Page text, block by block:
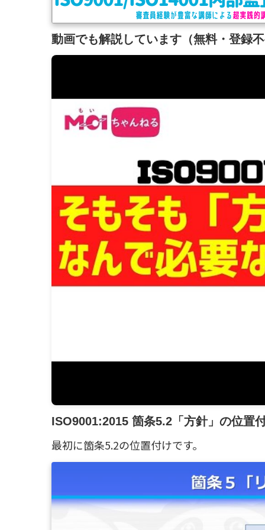
動画でも解説しています（無料・登録
ISO9001:2015 箇条5.2「方針」の位置
最初に箇条5.2の位置付けです。